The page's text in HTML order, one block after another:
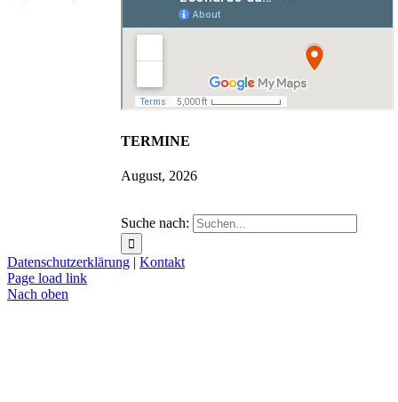
TERMINE
August, 2026
Suche nach:
Datenschutzerklärung | Kontakt
Page load link
Nach oben